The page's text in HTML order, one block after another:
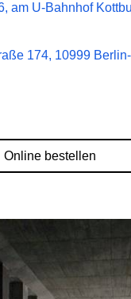
am U-Bahnhof
174, 10999
Online bestellen